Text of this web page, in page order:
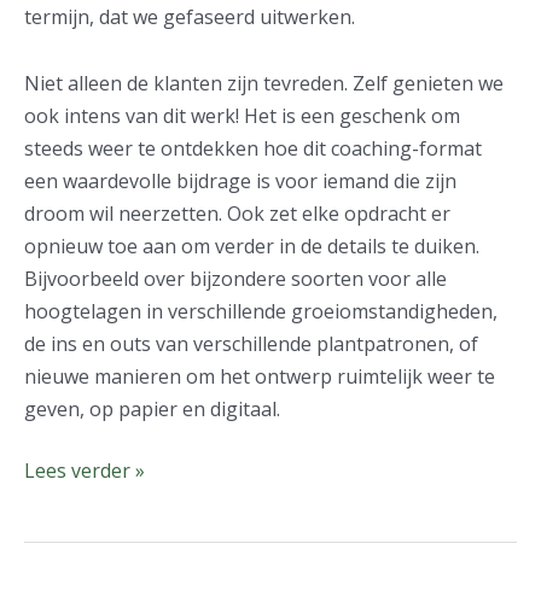
termijn, dat we gefaseerd uitwerken.
Niet alleen de klanten zijn tevreden. Zelf genieten we
ook intens van dit werk! Het is een geschenk om
steeds weer te ontdekken hoe dit coaching-format
een waardevolle bijdrage is voor iemand die zijn
droom wil neerzetten. Ook zet elke opdracht er
opnieuw toe aan om verder in de details te duiken.
Bijvoorbeeld over bijzondere soorten voor alle
hoogtelagen in verschillende groeiomstandigheden,
de ins en outs van verschillende plantpatronen, of
nieuwe manieren om het ontwerp ruimtelijk weer te
geven, op papier en digitaal.
Lees verder »